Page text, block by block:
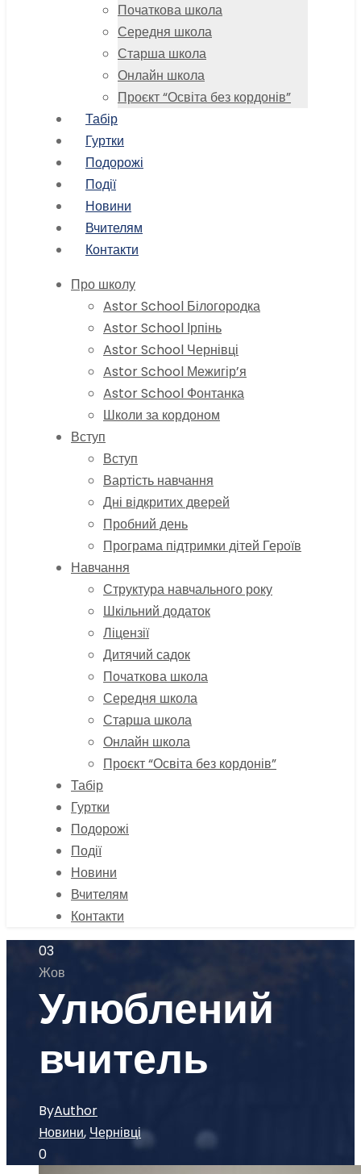
Початкова школа
Середня школа
Старша школа
Онлайн школа
Проєкт “Освіта без кордонів”
Табір
Гуртки
Подорожі
Події
Новини
Вчителям
Контакти
Про школу
Astor School Білогородка
Astor School Ірпінь
Astor School Чернівці
Astor School Межигір’я
Astor School Фонтанка
Школи за кордоном
Вступ
Вступ
Вартість навчання
Дні відкритих дверей
Пробний день
Програма підтримки дітей Героїв
Навчання
Структура навчального року
Шкільний додаток
Ліцензії
Дитячий садок
Початкова школа
Середня школа
Старша школа
Онлайн школа
Проєкт “Освіта без кордонів”
Табір
Гуртки
Подорожі
Події
Новини
Вчителям
Контакти
03
Жов
Улюблений
вчитель
ByAuthor
Hовини, Чернівці
0